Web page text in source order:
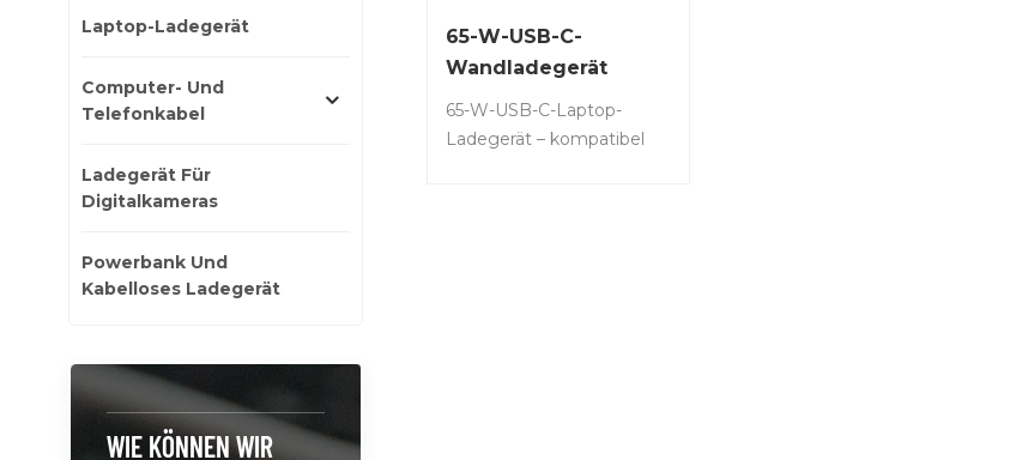
65-W-USB-C-
Wandladegerät
65-W-USB-C-Laptop-
Ladegerät – kompatibel
Laptop-Ladegerät
Computer- Und
Telefonkabel
Ladegerät Für
Digitalkameras
Powerbank Und
Kabelloses Ladegerät
WIE KÖNNEN WIR